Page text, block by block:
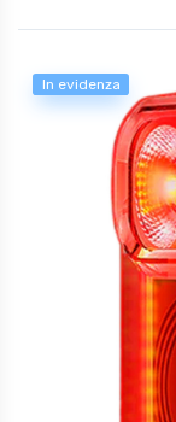
In evidenza